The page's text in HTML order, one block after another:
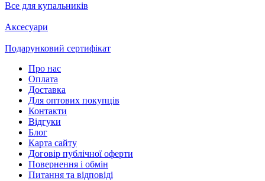
Все для купальників
Аксесуари
Подарунковий сертифікат
Про нас
Оплата
Доставка
Для оптових покупців
Контакти
Відгуки
Блог
Карта сайту
Договір публічної оферти
Повернення і обмін
Питання та відповіді